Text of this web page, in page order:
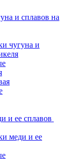
и сплавов на
чугуна и
и ее сплавов
меди и ее